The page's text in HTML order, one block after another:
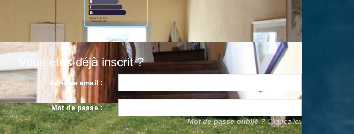
Vous êtes déjà inscrit ?
Adresse email :
Mot de passe :
Mot de passe oublié ?Cliquez ici.